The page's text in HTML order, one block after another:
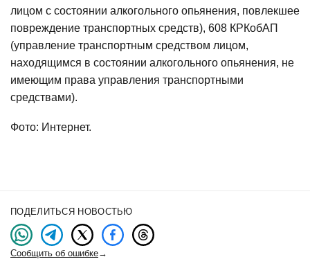
лицом с состоянии алкогольного опьянения, повлекшее
повреждение транспортных средств), 608 КРКобАП
(управление транспортным средством лицом,
находящимся в состоянии алкогольного опьянения, не
имеющим права управления транспортными
средствами).
Фото: Интернет.
ПОДЕЛИТЬСЯ НОВОСТЬЮ
Сообщить об ошибке→